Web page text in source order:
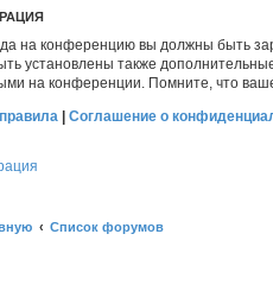
на конференцию вы должны быть
установлены также
на конференции. Помните, что
| Соглашение о
Список форумов